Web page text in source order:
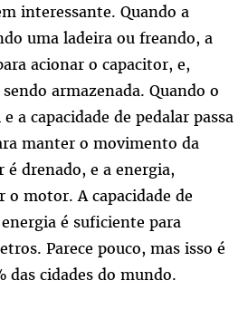
interessante. Quando a
uma ladeira ou freando, a
acionar o capacitor, e,
armazenada. Quando o
a capacidade de pedalar passa
manter o movimento da
drenado, e a energia,
motor. A capacidade de
é suficiente para
Parece pouco, mas isso é
das cidades do mundo.